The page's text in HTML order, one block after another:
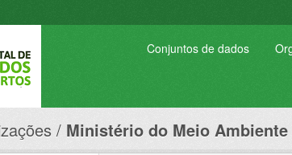
Conjuntos de dados
Ministério do Meio Ambiente